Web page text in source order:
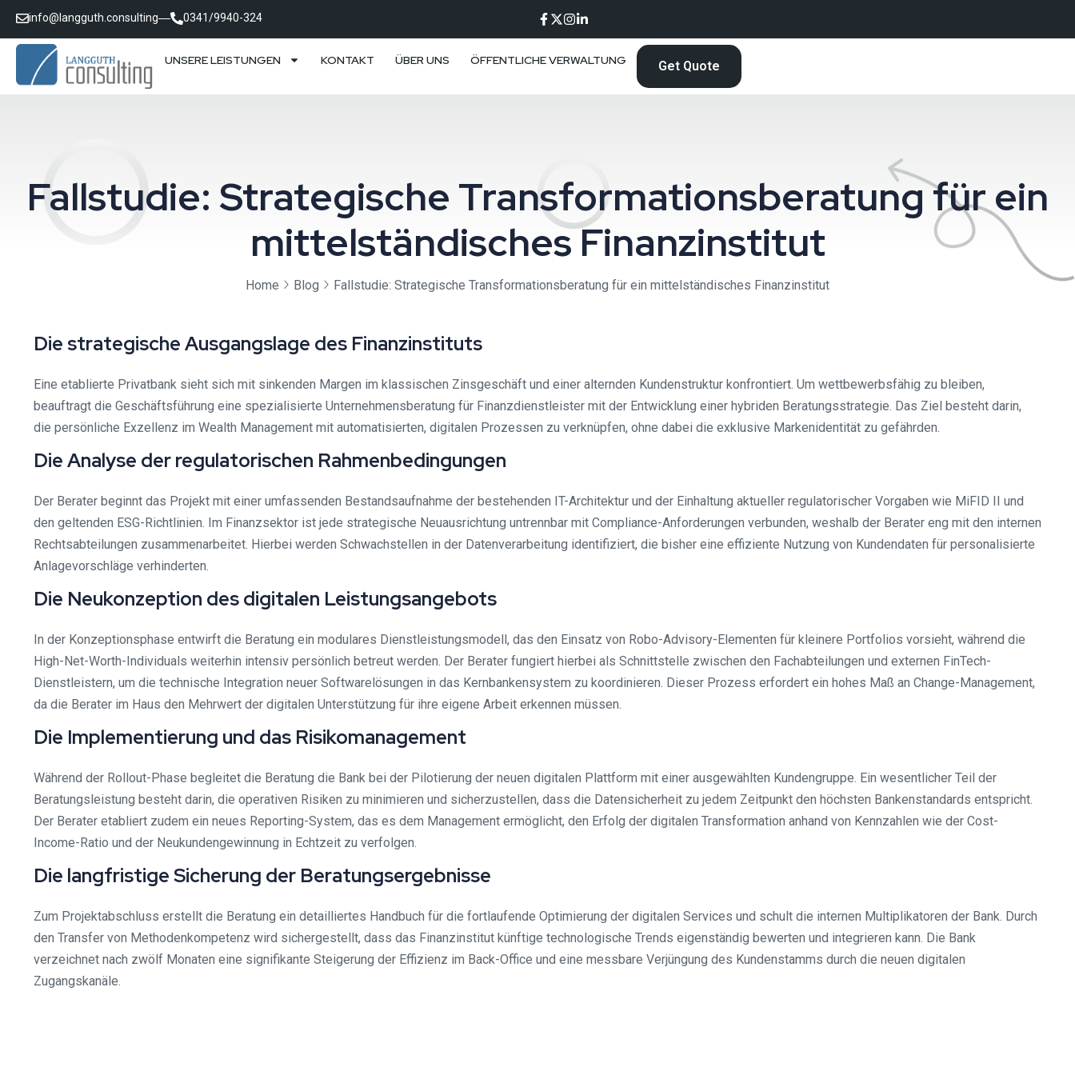
info@langguth.consulting 0341/9940-324
UNSERE LEISTUNGEN KONTAKT ÜBER UNS ÖFFENTLICHE VERWALTUNG Get Quote
Fallstudie: Strategische Transformationsberatung für ein
mittelständisches Finanzinstitut
Home Blog Fallstudie: Strategische Transformationsberatung für ein mittelständisches Finanzinstitut
Die strategische Ausgangslage des Finanzinstituts
Eine etablierte Privatbank sieht sich mit sinkenden Margen im klassischen Zinsgeschäft und einer alternden Kundenstruktur konfrontiert. Um wettbewerbsfähig zu bleiben,
beauftragt die Geschäftsführung eine spezialisierte Unternehmensberatung für Finanzdienstleister mit der Entwicklung einer hybriden Beratungsstrategie. Das Ziel besteht darin,
die persönliche Exzellenz im Wealth Management mit automatisierten, digitalen Prozessen zu verknüpfen, ohne dabei die exklusive Markenidentität zu gefährden.
Die Analyse der regulatorischen Rahmenbedingungen
Der Berater beginnt das Projekt mit einer umfassenden Bestandsaufnahme der bestehenden IT-Architektur und der Einhaltung aktueller regulatorischer Vorgaben wie MiFID II und
den geltenden ESG-Richtlinien. Im Finanzsektor ist jede strategische Neuausrichtung untrennbar mit Compliance-Anforderungen verbunden, weshalb der Berater eng mit den internen
Rechtsabteilungen zusammenarbeitet. Hierbei werden Schwachstellen in der Datenverarbeitung identifiziert, die bisher eine effiziente Nutzung von Kundendaten für personalisierte
Anlagevorschläge verhinderten.
Die Neukonzeption des digitalen Leistungsangebots
In der Konzeptionsphase entwirft die Beratung ein modulares Dienstleistungsmodell, das den Einsatz von Robo-Advisory-Elementen für kleinere Portfolios vorsieht, während die
High-Net-Worth-Individuals weiterhin intensiv persönlich betreut werden. Der Berater fungiert hierbei als Schnittstelle zwischen den Fachabteilungen und externen FinTech-
Dienstleistern, um die technische Integration neuer Softwarelösungen in das Kernbankensystem zu koordinieren. Dieser Prozess erfordert ein hohes Maß an Change-Management,
da die Berater im Haus den Mehrwert der digitalen Unterstützung für ihre eigene Arbeit erkennen müssen.
Die Implementierung und das Risikomanagement
Während der Rollout-Phase begleitet die Beratung die Bank bei der Pilotierung der neuen digitalen Plattform mit einer ausgewählten Kundengruppe. Ein wesentlicher Teil der
Beratungsleistung besteht darin, die operativen Risiken zu minimieren und sicherzustellen, dass die Datensicherheit zu jedem Zeitpunkt den höchsten Bankenstandards entspricht.
Der Berater etabliert zudem ein neues Reporting-System, das es dem Management ermöglicht, den Erfolg der digitalen Transformation anhand von Kennzahlen wie der Cost-
Income-Ratio und der Neukundengewinnung in Echtzeit zu verfolgen.
Die langfristige Sicherung der Beratungsergebnisse
Zum Projektabschluss erstellt die Beratung ein detailliertes Handbuch für die fortlaufende Optimierung der digitalen Services und schult die internen Multiplikatoren der Bank. Durch
den Transfer von Methodenkompetenz wird sichergestellt, dass das Finanzinstitut künftige technologische Trends eigenständig bewerten und integrieren kann. Die Bank
verzeichnet nach zwölf Monaten eine signifikante Steigerung der Effizienz im Back-Office und eine messbare Verjüngung des Kundenstamms durch die neuen digitalen
Zugangskanäle.